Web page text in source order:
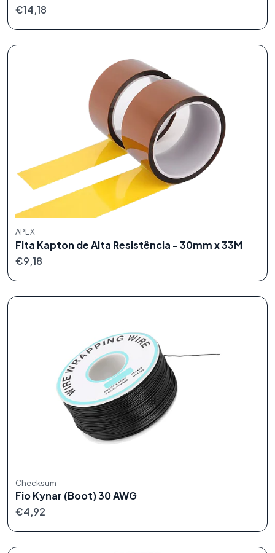
€14,18
APEX
Fita Kapton de Alta Resistência - 30mm x 33M
€9,18
Checksum
Fio Kynar (Boot) 30 AWG
€4,92